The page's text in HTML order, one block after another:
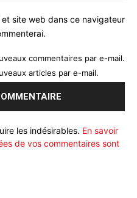
et site web dans ce navigateur
commentaires par e-mail.
articles par e-mail.
les indésirables. En savoir
de vos commentaires sont